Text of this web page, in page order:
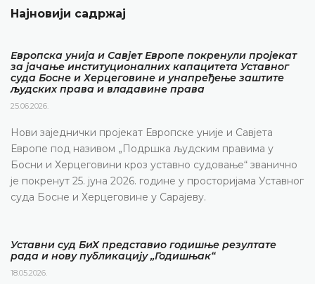
Најновији садржај
Европска унија и Савјет Европе покренули пројекат
за јачање институционалних капацитета Уставног
суда Босне и Херцеговине и унапређење заштите
људских права и владавине права
25.06.2026.
Нови заједнички пројекат Европске уније и Савјета
Европе под називом „Подршка људским правима у
Босни и Херцеговини кроз уставно судовање“ званично
је покренут 25. јуна 2026. године у просторијама Уставног
суда Босне и Херцеговине у Сарајеву.
Уставни суд БиХ представио годишње резултате
рада и нову публикацију „Годишњак“
18.05.2026.